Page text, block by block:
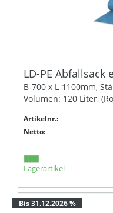
LD-PE Abfallsack
B-700 x L-1100mm,
Volumen: 120 Liter,
Artikelnr.:
Netto:
Lagerartikel
Bis 31.12.2026 %